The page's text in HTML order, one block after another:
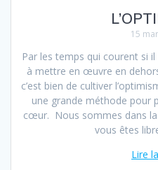
15
Par les temps qui courent si il
à mettre en œuvre en
c’est bien de cultiver
une grande méthode pour
cœur. Nous sommes dans
vous êtes
Lire